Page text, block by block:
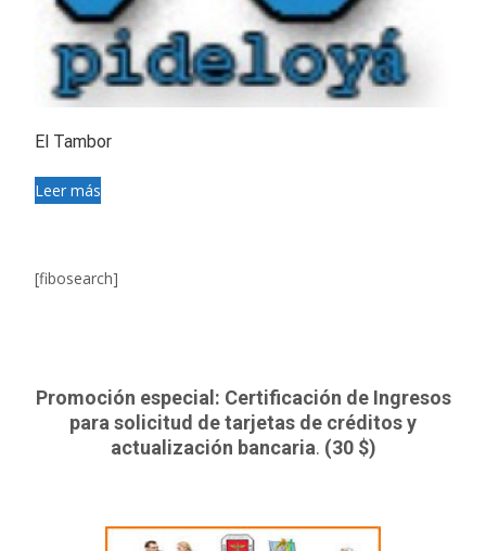
El Tambor
Leer más
[fibosearch]
Promoción especial: Certificación de Ingresos
para solicitud de tarjetas de créditos y
actualización bancaria. (30 $)